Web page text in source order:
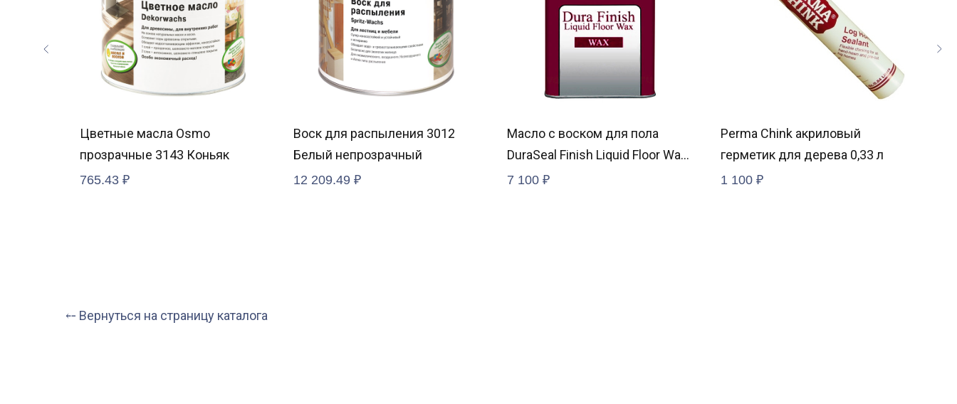
Цветные масла Osmo
прозрачные 3143 Коньяк
765.43 ₽
Воск для распыления 3012
Белый непрозрачный
12 209.49 ₽
Масло с воском для пола
DuraSeal Finish Liquid Floor Wax
3.8 л
7 100 ₽
Perma Chink акриловый
герметик для дерева 0,33 л
1 100 ₽
⤌ Вернуться на страницу каталога